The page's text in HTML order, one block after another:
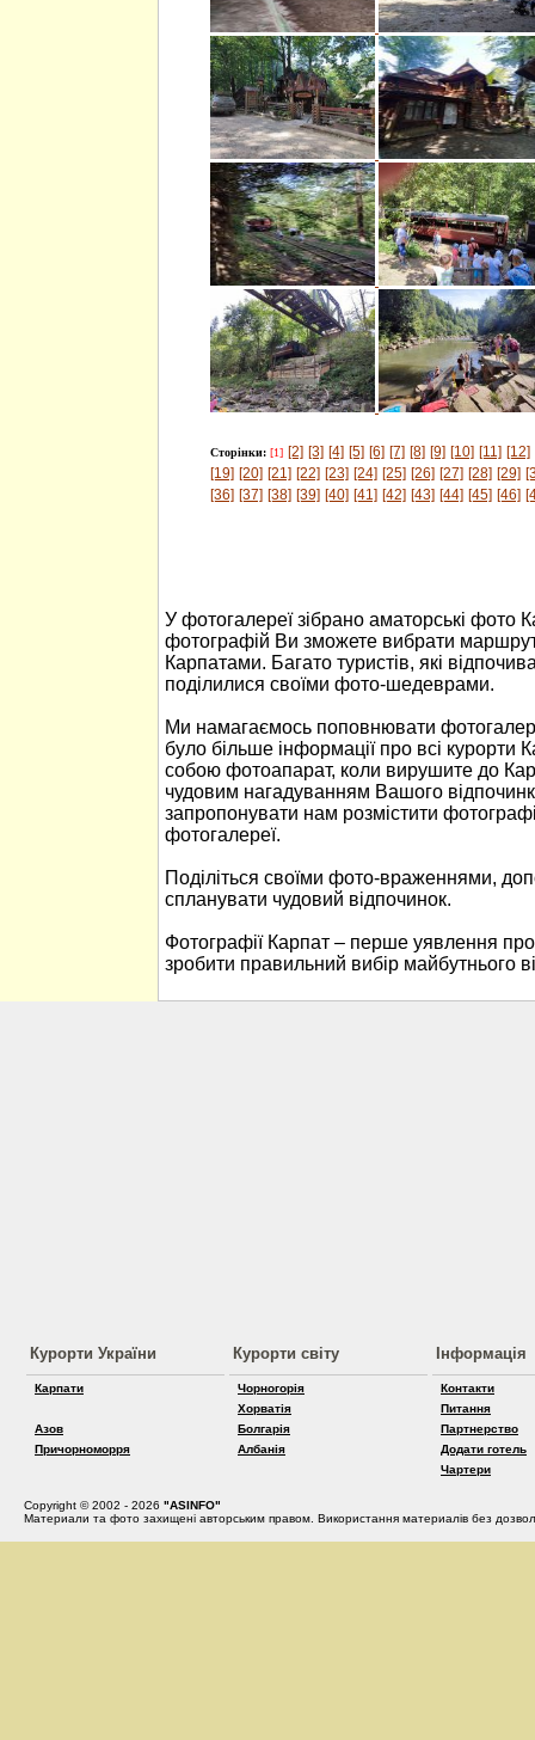
Сторінки: [1] [2] [3] [4] [5] [6] [7] [8] [9] [10] [11] [12]
[19] [20] [21] [22] [23] [24] [25] [26] [27] [28] [29]
[36] [37] [38] [39] [40] [41] [42] [43] [44] [45] [46]
У фотогалереї зібрано аматорські фото
фотографій Ви зможете вибрати
Карпатами. Багато туристів, які
поділилися своїми фото-шедеврами.
Ми намагаємось поповнювати
було більше інформації про всі курорти
собою фотоапарат, коли вирушите до
чудовим нагадуванням Вашого
запропонувати нам розмістити
фотогалереї.
Поділіться своїми фото-враженнями,
спланувати чудовий відпочинок.
Фотографії Карпат – перше уявлення
зробити правильний вибір майбутнього
Курорти України
Карпати
Азов
Причорноморря
Курорти світу
Чорногорія
Хорватія
Болгарія
Албанія
Інформація
Контакти
Питання
Партнерство
Додати готель
Чартери
Copyright © 2002 - 2026 "ASINFO"
Материали та фото захищені авторським правом. Використання материалів без